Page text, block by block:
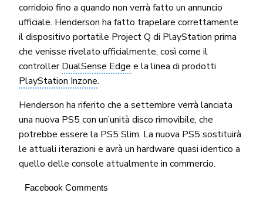
corridoio fino a quando non verrà fatto un annuncio
ufficiale. Henderson ha fatto trapelare correttamente
il dispositivo portatile Project Q di PlayStation prima
che venisse rivelato ufficialmente, così come il
controllerDualSense Edge e la linea di prodotti
PlayStation Inzone.
Henderson ha riferito che a settembre verrà lanciata
una nuova PS5 con un’unità disco rimovibile, che
potrebbe essere la PS5 Slim. La nuova PS5 sostituirà
le attuali iterazioni e avrà un hardware quasi identico a
quello delle console attualmente in commercio.
Facebook Comments